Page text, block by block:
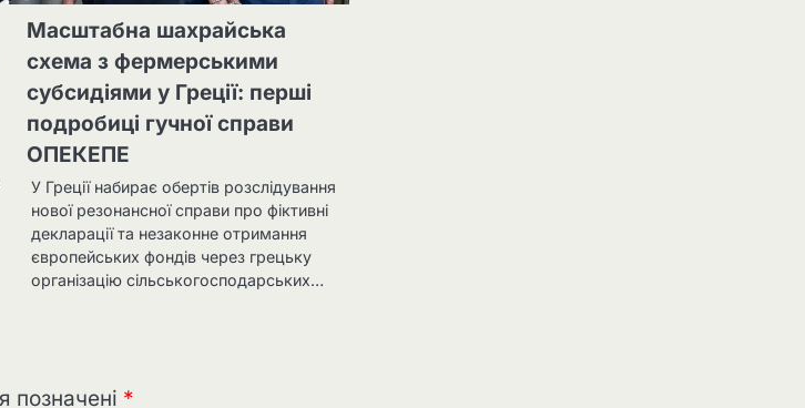
Масштабна шахрайська
схема з фермерськими
субсидіями у Греції: перші
подробиці гучної справи
ОПЕКЕПЕ
У Греції набирає обертів розслідування
нової резонансної справи про фіктивні
декларації та незаконне отримання
європейських фондів через грецьку
організацію сільськогосподарських…
позначені *